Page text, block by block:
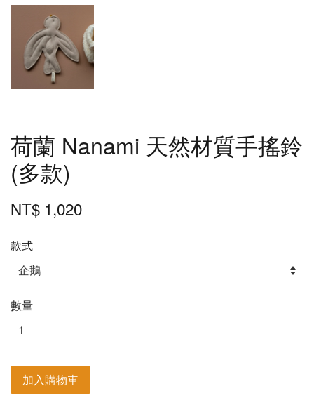
荷蘭 Nanami 天然材質手搖鈴
(多款)
NT$ 1,020
款式
數量
加入購物車